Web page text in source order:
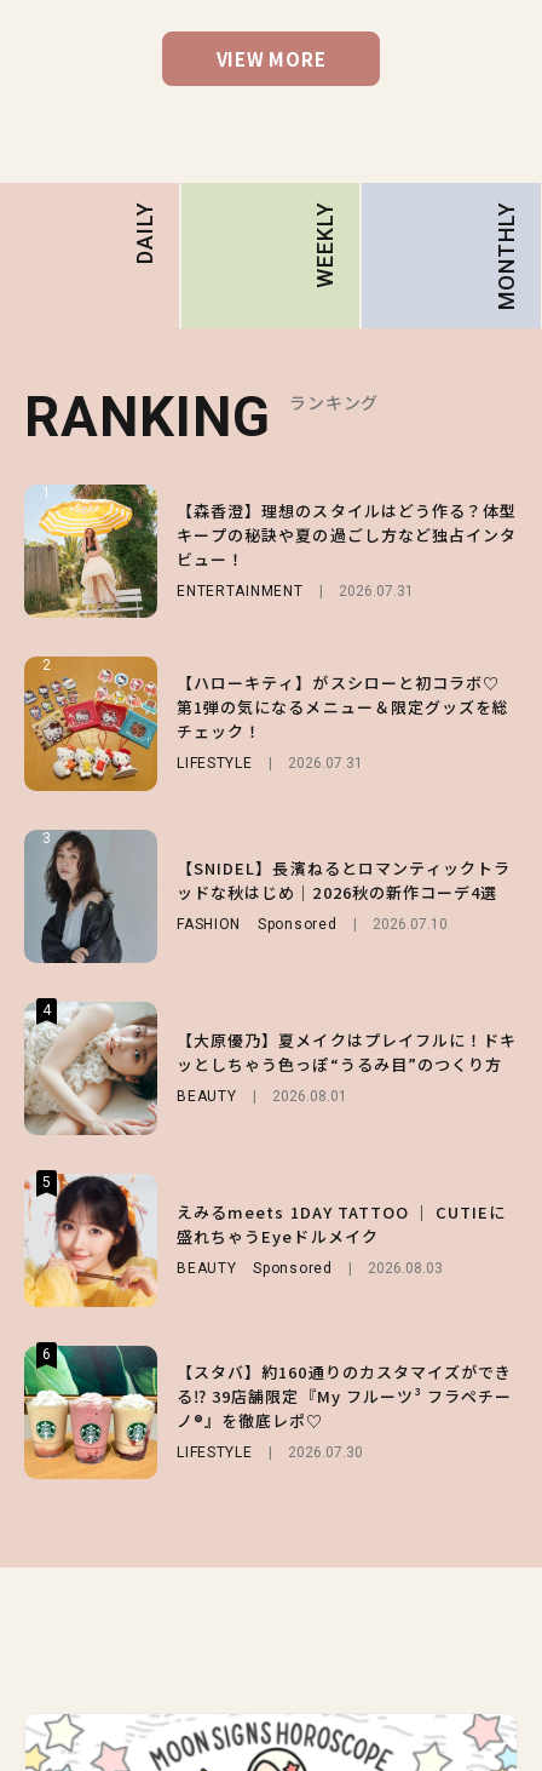
VIEW MORE
DAILY WEEKLY MONTHLY
RANKING ランキング
1
【森香澄】理想のスタイルはどう作る？体型
キープの秘訣や夏の過ごし方など独占インタ
ビュー！
ENTERTAINMENT 2026.07.31
2
【ハローキティ】がスシローと初コラボ♡
第1弾の気になるメニュー＆限定グッズを総
チェック！
LIFESTYLE 2026.07.31
3
【SNIDEL】長濱ねるとロマンティックトラ
ッドな秋はじめ｜2026秋の新作コーデ4選
FASHION Sponsored 2026.07.10
4
【大原優乃】夏メイクはプレイフルに！ドキ
ッとしちゃう色っぽ“うるみ目”のつくり方
BEAUTY 2026.08.01
5
えみるmeets 1DAY TATTOO ｜ CUTIEに
盛れちゃうEyeドルメイク
BEAUTY Sponsored 2026.08.03
6
【スタバ】約160通りのカスタマイズができ
る⁉ 39店舗限定『My フルーツ³ フラペチー
ノ®』を徹底レポ♡
LIFESTYLE 2026.07.30
RANKING ランキング
1
【ハローキティ】がスシローと初コラボ♡
第1弾の気になるメニュー＆限定グッズを総
チェック！
LIFESTYLE 2026.07.31
2
【齋藤飛鳥】人生初のロブに！「意外としっ
くりくるし、すごく新鮮で心地いい」ヘアカ
ットの様子を独占でお届け♡
ENTERTAINMENT 2026.07.30
3
る⁉ 39店舗限定『My フルーツ³ フラペチー
ノ®』を徹底レポ♡
2026.07.30
4
【大原優乃】夏メイクはプレイフルに！ドキ
ッとしちゃう色っぽ“うるみ目”のつくり方
BEAUTY 2026.08.01
5
【SNIDEL】長濱ねるとロマンティックトラ
ッドな秋はじめ｜2026秋の新作コーデ4選
FASHION Sponsored 2026.07.10
6
【ALD1】グループの魅力＆素顔に迫る♡ 一
問一答をお届け！【sweet web独占】
RANKING ランキング
1
【SNIDEL】長濱ねるとロマンティックトラ
ッドな秋はじめ｜2026秋の新作コーデ4選
2
【付録】総柄ハローキティが可愛すぎ♡ 紀
ノ国屋コラボの“優秀保冷バッグ”は夏の強
い味方！【オトナミューズ9月号増刊】
FUROKU 2026.07.12
3
げなく肌見せ！透け感のニュアンスを楽しめ
るマストハブアイテム4選
4
月直伝♡ ドライシャンプー「バティスト」
を使ったプロ級スタイリング3選
Sponsored
5
【ハローキティ】がスシローと初コラボ♡
第1弾の気になるメニュー＆限定グッズを総
チェック！
2026.07.31
6
【GU】夏の“主役級”アイテム決定！ヘルシ
ー＆可愛すぎる「大人の肌見せ」トップス3
選
FASHION 2026.07.19